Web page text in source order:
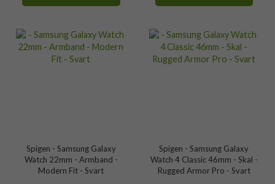
Spigen - Samsung Galaxy
Watch 22mm - Armband -
Modern Fit - Svart
Spigen - Samsung Galaxy
Watch 4 Classic 46mm - Skal -
Rugged Armor Pro - Svart